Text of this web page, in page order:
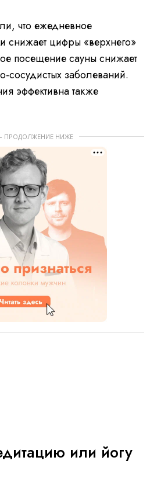
что ежедневное
снижает цифры «верхнего»
посещение сауны снижает
сосудистых заболеваний.
эффективна также
ПРОДОЛЖЕНИЕ НИЖЕ
или йогу